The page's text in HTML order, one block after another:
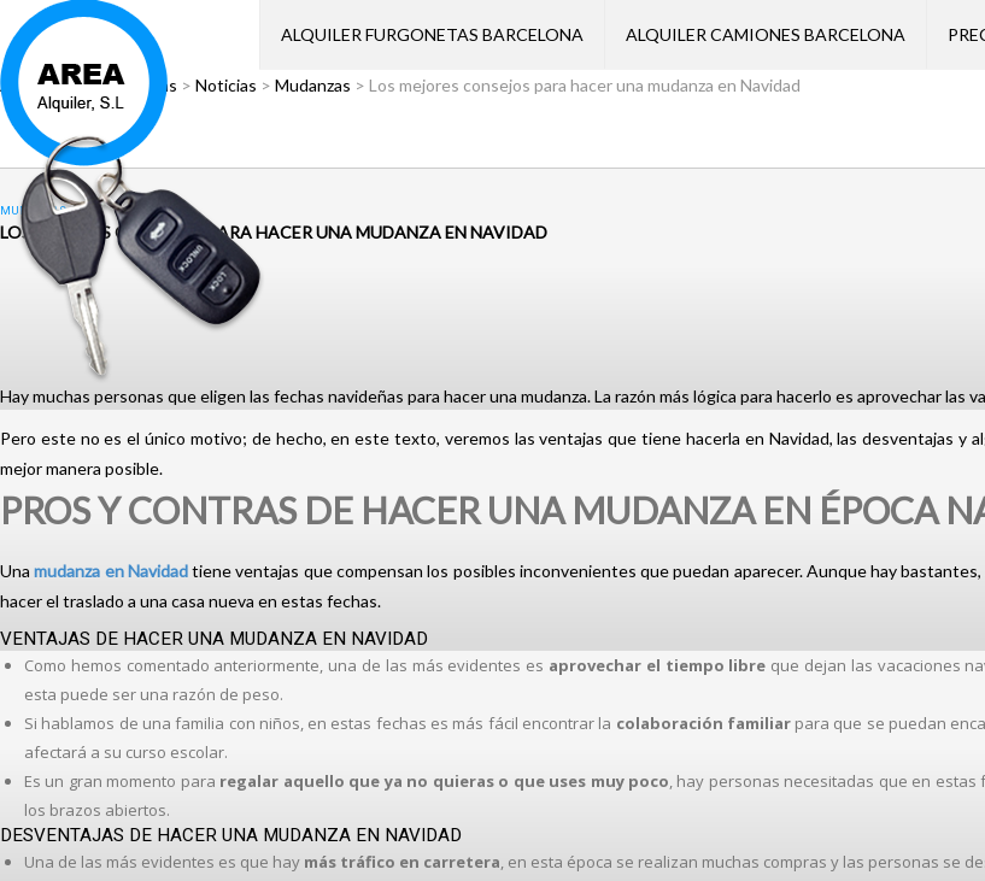
ALQUILER FURGONETAS BARCELONA ALQUILER CAMIONES BARCELONA
Área Alquiler>Noticias > Noticias > Mudanzas > Los mejores consejos para hacer una mudanza en Navidad
MUDANZAS
LOS MEJORES CONSEJOS PARA HACER UNA MUDANZA EN NAVIDAD
Hay muchas personas que eligen las fechas navideñas para hacer una mudanza. La razón más lógica para hacerlo es aprovechar
Pero este no es el único motivo; de hecho, en este texto, veremos las ventajas que tiene hacerla en Navidad, las desventajas y
mejor manera posible.
PROS Y CONTRAS DE HACER UNA MUDANZA EN ÉPOCA
Unamudanza en Navidadtiene ventajas que compensan los posibles inconvenientes que puedan aparecer. Aunque hay
hacer el traslado a una casa nueva en estas fechas.
VENTAJAS DE HACER UNA MUDANZA EN NAVIDAD
Como hemos comentado anteriormente, una de las más evidentes es aprovechar el tiempo libre que dejan las vacaciones
esta puede ser una razón de peso.
Si hablamos de una familia con niños, en estas fechas es más fácil encontrar la colaboración familiarpara que se puedan
afectará a su curso escolar.
Es un gran momento para regalar aquello que ya no quieras o que uses muy poco, hay personas necesitadas que en
los brazos abiertos.
DESVENTAJAS DE HACER UNA MUDANZA EN NAVIDAD
Una de las más evidentes es que hay más tráfico en carretera, en esta época se realizan muchas compras y las personas se